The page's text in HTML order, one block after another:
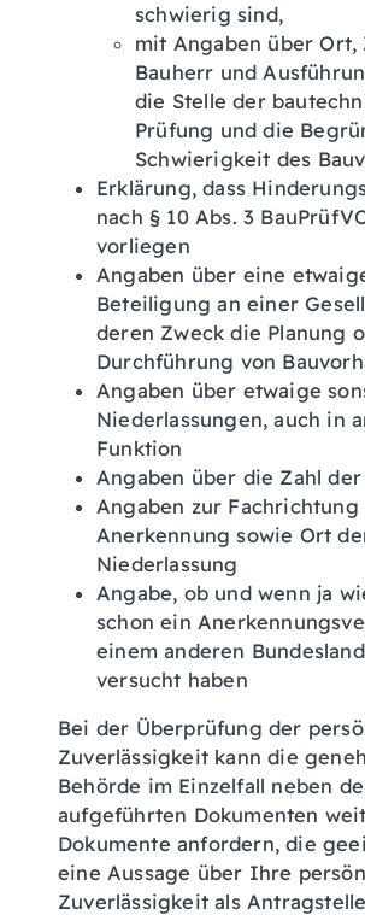
schwierig sind,
mit Angaben über Ort,
Bauherr und
die Stelle der
Prüfung und die
Schwierigkeit des
Erklärung, dass
nach § 10 Abs. 3
vorliegen
Angaben über eine
Beteiligung an einer
deren Zweck die Planung
Durchführung von
Angaben über etwaige
Niederlassungen, auch in
Funktion
Angaben über die Zahl
Angaben zur Fachrichtung
Anerkennung sowie Ort
Niederlassung
Angabe, ob und wenn ja
schon ein
einem anderen
versucht haben
Bei der Überprüfung der
Zuverlässigkeit kann die
Behörde im Einzelfall neben
aufgeführten Dokumenten
Dokumente anfordern, die
eine Aussage über Ihre
Zuverlässigkeit als